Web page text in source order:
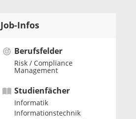
Job-Infos
Berufsfelder
Risk / Compliance
Management
Studienfächer
Informatik
Informationstechnik